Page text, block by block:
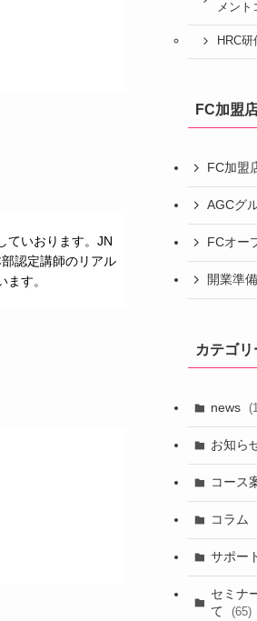
ていおります。JN
認定講師のリアル
す。
メント
HRC
FC加盟
FC加盟
AGCグ
FCオー
開業準
カテゴリ
news
お知ら
コース
コラム
サポー
セミナ
て
(65)